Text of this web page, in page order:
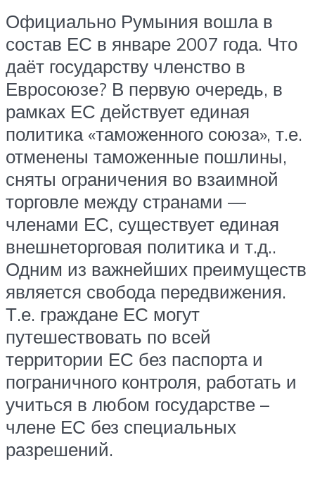
Официально Румыния вошла в
состав ЕС в январе 2007 года. Что
даёт государству членство в
Евросоюзе? В первую очередь, в
рамках ЕС действует единая
политика «таможенного союза», т.е.
отменены таможенные пошлины,
сняты ограничения во взаимной
торговле между странами —
членами ЕС, существует единая
внешнеторговая политика и т.д..
Одним из важнейших преимуществ
является свобода передвижения.
Т.е. граждане ЕС могут
путешествовать по всей
территории ЕС без паспорта и
пограничного контроля, работать и
учиться в любом государстве –
члене ЕС без специальных
разрешений.